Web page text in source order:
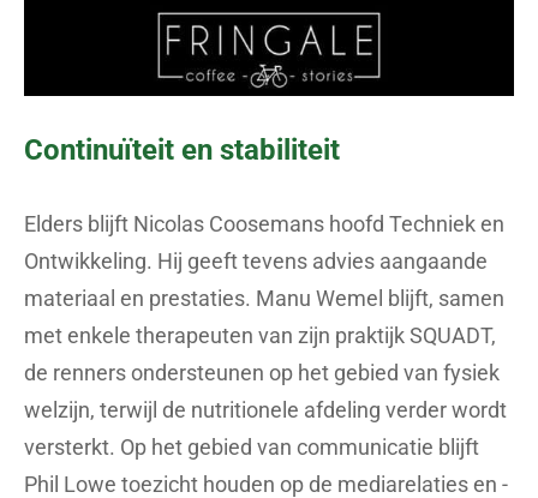
Continuïteit en stabiliteit
Elders blijft Nicolas Coosemans hoofd Techniek en
Ontwikkeling. Hij geeft tevens advies aangaande
materiaal en prestaties. Manu Wemel blijft, samen
met enkele therapeuten van zijn praktijk SQUADT,
de renners ondersteunen op het gebied van fysiek
welzijn, terwijl de nutritionele afdeling verder wordt
versterkt. Op het gebied van communicatie blijft
Phil Lowe toezicht houden op de mediarelaties en -